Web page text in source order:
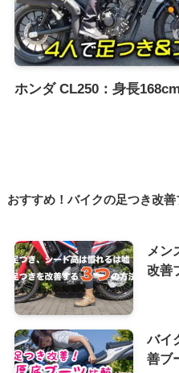
ホンダ CL250：身長
おすすめ！バイクの足つき改善
メン
改善
バイ
善ブ